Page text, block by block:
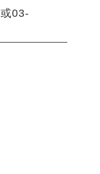
或03-